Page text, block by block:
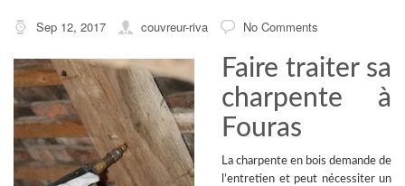
Sep 12, 2017 couvreur-riva No Comments
Faire traiter sa
charpente à
Fouras
La charpente en bois demande de
l’entretien et peut nécessiter un